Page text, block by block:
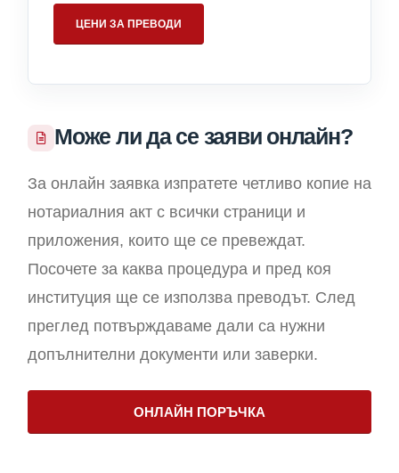
ЦЕНИ ЗА ПРЕВОДИ
Може ли да се заяви онлайн?
За онлайн заявка изпратете четливо копие на
нотариалния акт с всички страници и
приложения, които ще се превеждат.
Посочете за каква процедура и пред коя
институция ще се използва преводът. След
преглед потвърждаваме дали са нужни
допълнителни документи или заверки.
ОНЛАЙН ПОРЪЧКА